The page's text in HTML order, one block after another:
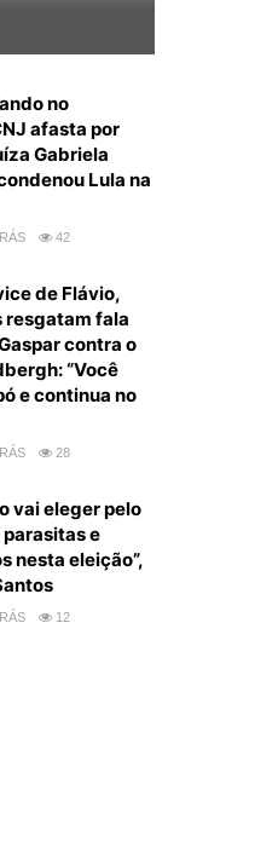
no
afasta por
Gabriela
Lula na
42
de Flávio,
resgatam fala
contra o
“Você
e continua no
28
vai eleger pelo
e
nesta eleição”,
12